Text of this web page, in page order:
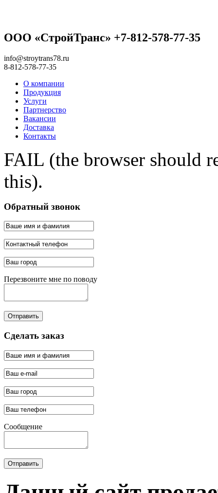
ООО «СтройТранс» +7-812-578-77-35
info@stroytrans78.ru
8-812-578-77-35
О компании
Продукция
Услуги
Партнерство
Вакансии
Доставка
Контакты
FAIL (the browser should
this).
Обратный звонок
Перезвоните мне по поводу
Отправить
Сделать заказ
Сообщение
Отправить